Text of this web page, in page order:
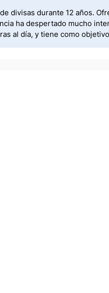
divisas durante 12 años.
ha despertado mucho
al día, y tiene como